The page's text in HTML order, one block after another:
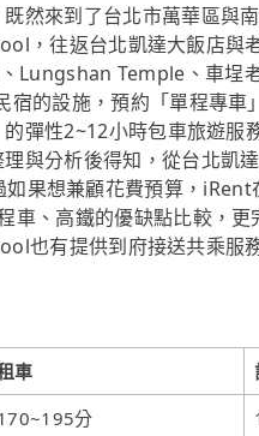
然來到了台北市萬華區與
，往返台北凱達大飯店與
Lungshan Temple、車埕
的設施，預約「單程專車
彈性2~12小時包車旅遊服
與分析後得知，從台北凱
果想兼顧花費預算，iRent
車、高鐵的優缺點比較，
也有提供到府接送共乘服
車
分